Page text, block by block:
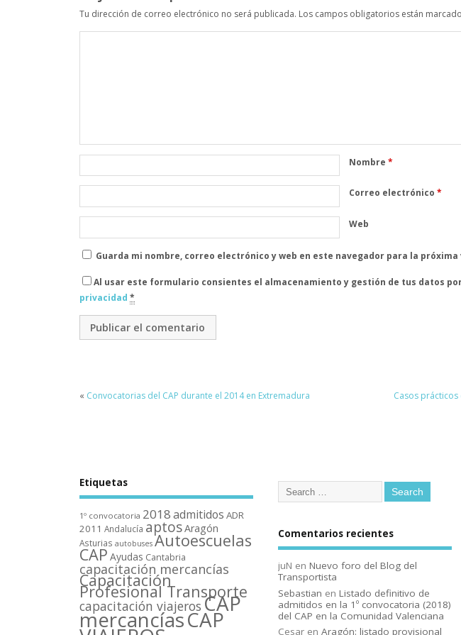
Tu dirección de correo electrónico no será publicada. Los campos obligatorios están
Nombre*
Correo electrónico*
Web
Guarda mi nombre, correo electrónico y web en este navegador para la próxima
Al usar este formulario consientes el almacenamiento y gestión de tus datos
privacidad *
« Convocatorias del CAP durante el 2014 en Extremadura
Casos
Etiquetas
1º convocatoria 2018admitidos ADR
2011 Andalucí­a aptosAragón
Asturias autobuses Autoescuelas
CAP Ayudas Cantabria
capacitación mercancí­as
Capacitación
Profesional Transporte
capacitación viajerosCAP
mercancí­asCAP
Comentarios recientes
juN en Nuevo foro del Blog del
Transportista
Sebastian en Listado definitivo de
admitidos en la 1º convocatoria (2018)
del CAP en la Comunidad Valenciana
Cesaren Aragón: listado provisional